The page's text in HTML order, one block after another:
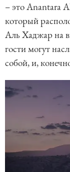
– это Anantara
который
Аль Хаджар на
гости могут
собой, и,